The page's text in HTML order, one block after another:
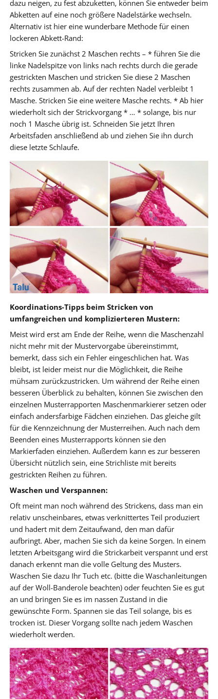
dazu neigen, zu fest abzuketten, können Sie entweder beim
Abketten auf eine noch größere Nadelstärke wechseln.
Alternativ ist hier eine wunderbare Methode für einen
lockeren Abkett-Rand:
Stricken Sie zunächst 2 Maschen rechts – * führen Sie die
linke Nadelspitze von links nach rechts durch die gerade
gestrickten Maschen und stricken Sie diese 2 Maschen
rechts zusammen ab. Auf der rechten Nadel verbleibt 1
Masche. Stricken Sie eine weitere Masche rechts. * Ab hier
wiederholt sich der Strickvorgang * … * solange, bis nur
noch 1 Masche übrig ist. Schneiden Sie jetzt Ihren
Arbeitsfaden anschließend ab und ziehen Sie ihn durch
diese letzte Schlaufe.
Koordinations-Tipps beim Stricken von
umfangreichen und komplizierteren Mustern:
Meist wird erst am Ende der Reihe, wenn die Maschenzahl
nicht mehr mit der Mustervorgabe übereinstimmt,
bemerkt, dass sich ein Fehler eingeschlichen hat. Was
bleibt, ist leider meist nur die Möglichkeit, die Reihe
mühsam zurückzustricken. Um während der Reihe einen
besseren Überblick zu behalten, können Sie zwischen den
einzelnen Musterrapporten Maschenmarkierer setzen oder
einfach andersfarbige Fädchen einziehen. Das gleiche gilt
für die Kennzeichnung der Musterreihen. Auch nach dem
Beenden eines Musterrapports können sie den
Markierfaden einziehen. Außerdem kann es zur besseren
Übersicht nützlich sein, eine Strichliste mit bereits
gestrickten Reihen zu führen.
Waschen und Verspannen:
Oft meint man noch während des Strickens, dass man ein
relativ unscheinbares, etwas verknittertes Teil produziert
und hadert mit dem Zeitaufwand, den man dafür
aufbringt. Aber, machen Sie sich da keine Sorgen. In einem
letzten Arbeitsgang wird die Strickarbeit verspannt und erst
danach erkennt man die volle Geltung des Musters.
Waschen Sie dazu Ihr Tuch etc. (bitte die Waschanleitungen
auf der Woll-Banderole beachten) oder feuchten Sie es gut
an und bringen Sie es im nassen Zustand in die
gewünschte Form. Spannen sie das Teil solange, bis es
trocken ist. Dieser Vorgang sollte nach jedem Waschen
wiederholt werden.